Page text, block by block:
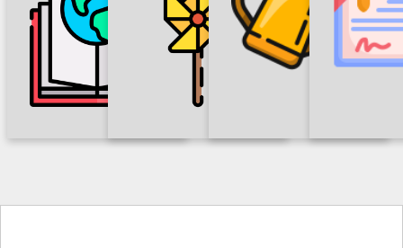
i
FORMAÇÃO
INFÂNCIA E
ADOLESCÊNCIA
FRANCISCANA
REDE DE
BENFEITORES